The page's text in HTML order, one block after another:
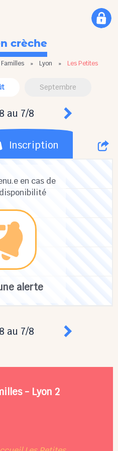
crèche
» Lyon » Les Petites
Septembre
au 7/8
Inscription
en cas de
alerte
au 7/8
- Lyon 2